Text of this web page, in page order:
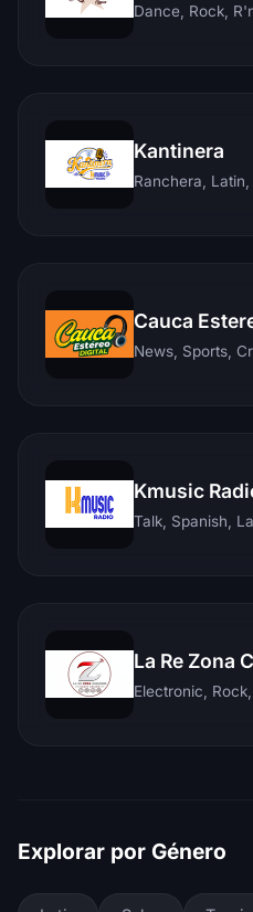
Kantinera
Ranchera,
Cauca
News, Sports,
Kmusic
Talk, Spanish,
La Re Zona
Explorar por Género